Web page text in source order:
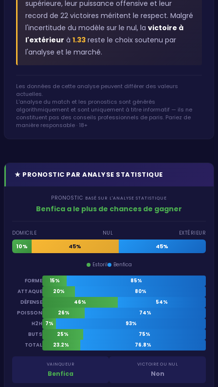
supérieure, leur puissance offensive et leur
record de 22 victoires méritent le respect. Malgré
l'incertitude du modèle sur le nul, la victoire à
l'extérieur à 1.33 reste le choix soutenu par
l'analyse et le marché.
Les données de cette analyse peuvent différer des valeurs
actuelles.
L'analyse du match et les pronostics sont générés
algorithmiquement et sont uniquement à titre informatif — ils ne
constituent pas des conseils professionnels de paris. Pariez de
manière responsable · 18+
★ PRONOSTIC PAR ANALYSE STATISTIQUE
PRONOSTIC BASÉ SUR L'ANALYSE STATISTIQUE
Benfica a le plus de chances de gagner
DOMICILE NUL EXTÉRIEUR
10% 45% 45%
Estoril Benfica
FORME 15%
85%
ATTAQUE
20%
80%
DÉFENSE
46%
54%
POISSON
26%
74%
H2H 7%
93%
BUTS
25%
75%
TOTAL
23.2% 76.8%
VAINQUEUR
Benfica
VICTOIRE OU NUL
Non